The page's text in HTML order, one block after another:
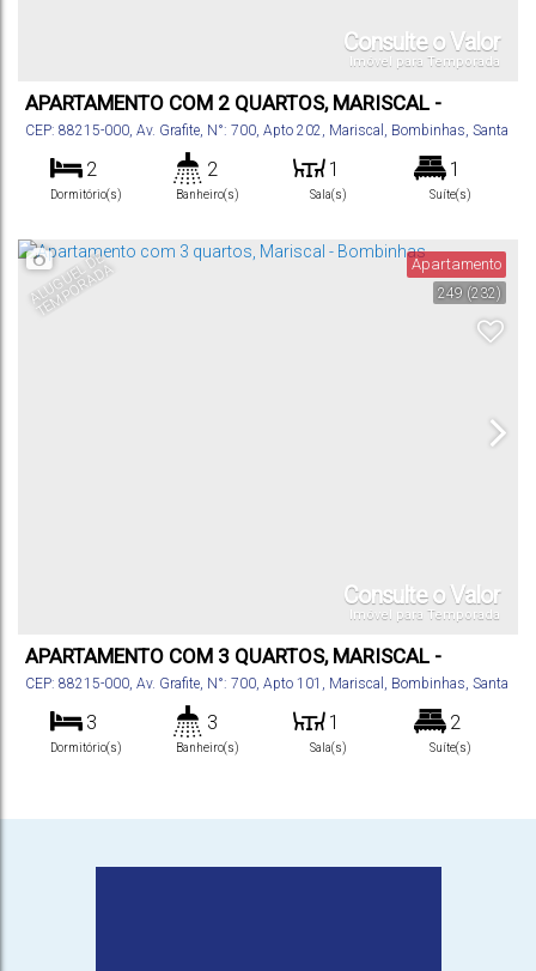
Consulte o Valor
Imóvel para Temporada
APARTAMENTO COM 2 QUARTOS, MARISCAL -
BOMBINHAS
CEP: 88215-000, Av. Grafite, N°: 700, Apto 202, Mariscal , Bombinhas, Santa
2
Dormitório(s)
2
Banheiro(s)
1
Sala(s)
1
Suíte(s)
Total: Vaga(s)
A
L
U
G
U
E
L
D
E
T
E
M
P
O
R
A
D
A 249 (232)
Apartamento
Consulte o Valor
Imóvel para Temporada
APARTAMENTO COM 3 QUARTOS, MARISCAL -
BOMBINHAS
CEP: 88215-000, Av. Grafite, N°: 700, Apto 101 , Mariscal , Bombinhas, Santa
3
Dormitório(s)
3
Banheiro(s)
1
Sala(s)
2
Suíte(s)